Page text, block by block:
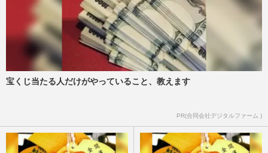
宝くじ当たる人だけがやっていること、教えます
PR(合同会社デジタルファーム )